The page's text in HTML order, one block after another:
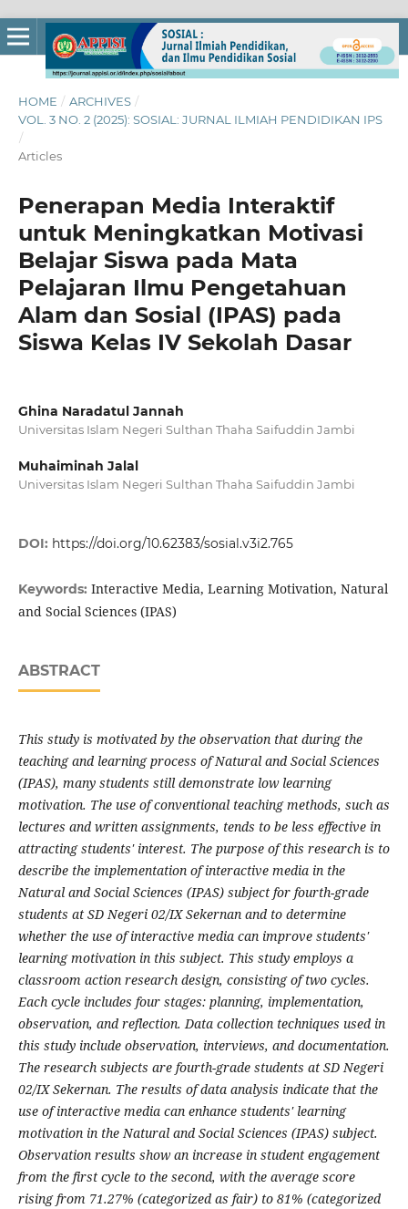
HOME / ARCHIVES /
VOL. 3 NO. 2 (2025): SOSIAL: JURNAL ILMIAH PENDIDIKAN IPS
/
Articles
Penerapan Media Interaktif
untuk Meningkatkan Motivasi
Belajar Siswa pada Mata
Pelajaran Ilmu Pengetahuan
Alam dan Sosial (IPAS) pada
Siswa Kelas IV Sekolah Dasar
Ghina Naradatul Jannah
Universitas Islam Negeri Sulthan Thaha Saifuddin Jambi
Muhaiminah Jalal
Universitas Islam Negeri Sulthan Thaha Saifuddin Jambi
DOI: https://doi.org/10.62383/sosial.v3i2.765
Keywords: Interactive Media, Learning Motivation, Natural
and Social Sciences (IPAS)
ABSTRACT
This study is motivated by the observation that during the
teaching and learning process of Natural and Social Sciences
(IPAS), many students still demonstrate low learning
motivation. The use of conventional teaching methods, such as
lectures and written assignments, tends to be less effective in
attracting students' interest. The purpose of this research is to
describe the implementation of interactive media in the
Natural and Social Sciences (IPAS) subject for fourth-grade
students at SD Negeri 02/IX Sekernan and to determine
whether the use of interactive media can improve students'
learning motivation in this subject. This study employs a
classroom action research design, consisting of two cycles.
Each cycle includes four stages: planning, implementation,
observation, and reflection. Data collection techniques used in
this study include observation, interviews, and documentation.
The research subjects are fourth-grade students at SD Negeri
02/IX Sekernan. The results of data analysis indicate that the
use of interactive media can enhance students' learning
motivation in the Natural and Social Sciences (IPAS) subject.
Observation results show an increase in student engagement
from the first cycle to the second, with the average score
rising from 71.27% (categorized as fair) to 81% (categorized